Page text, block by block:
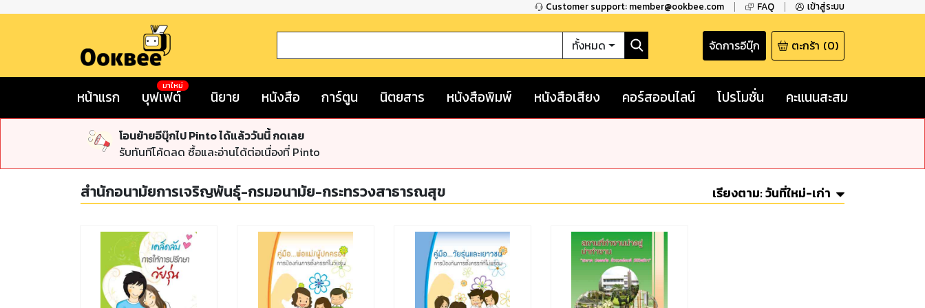
Customer support: member@ookbee.com FAQ เข้าสู่ระบบ
ทั้งหมด จัดการอีบุ๊ก ตะกร้า (0)
หน้าแรก บุฟเฟต์
มาใหม่
นิยาย หนังสือ การ์ตูน นิตยสาร หนังสือพิมพ์ หนังสือเสียง คอร์สออนไลน์ โปรโมชั่น คะแนนสะสม
โอนย้ายอีบุ๊กไป Pinto ได้แล้ววันนี้ กดเลย
รับทันทีโค้ดลด ซื้อและอ่านได้ต่อเนื่องที่ Pinto
สำนักอนามัยการเจริญพันธุ์-กรมอนามัย-กระทรวงสาธารณสุข เรียงตาม:วันที่ใหม่-เก่า